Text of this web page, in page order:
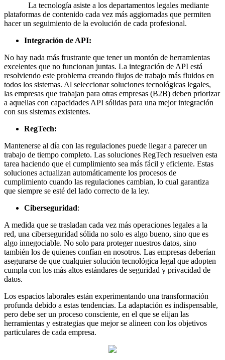
La tecnología asiste a los departamentos legales mediante
plataformas de contenido cada vez más aggiornadas que permiten
hacer un seguimiento de la evolución de cada profesional.
Integración de API:
No hay nada más frustrante que tener un montón de herramientas
excelentes que no funcionan juntas. La integración de API está
resolviendo este problema creando flujos de trabajo más fluidos en
todos los sistemas. Al seleccionar soluciones tecnológicas legales,
las empresas que trabajan para otras empresas (B2B) deben priorizar
a aquellas con capacidades API sólidas para una mejor integración
con sus sistemas existentes.
RegTech:
Mantenerse al día con las regulaciones puede llegar a parecer un
trabajo de tiempo completo. Las soluciones RegTech resuelven esta
tarea haciendo que el cumplimiento sea más fácil y eficiente. Estas
soluciones actualizan automáticamente los procesos de
cumplimiento cuando las regulaciones cambian, lo cual garantiza
que siempre se esté del lado correcto de la ley.
Ciberseguridad:
A medida que se trasladan cada vez más operaciones legales a la
red, una ciberseguridad sólida no solo es algo bueno, sino que es
algo innegociable. No solo para proteger nuestros datos, sino
también los de quienes confían en nosotros. Las empresas deberían
asegurarse de que cualquier solución tecnológica legal que adopten
cumpla con los más altos estándares de seguridad y privacidad de
datos.
Los espacios laborales están experimentando una transformación
profunda debido a estas tendencias. La adaptación es indispensable,
pero debe ser un proceso consciente, en el que se elijan las
herramientas y estrategias que mejor se alineen con los objetivos
particulares de cada empresa.